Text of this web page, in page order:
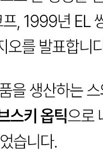
코 라이프 하세요!